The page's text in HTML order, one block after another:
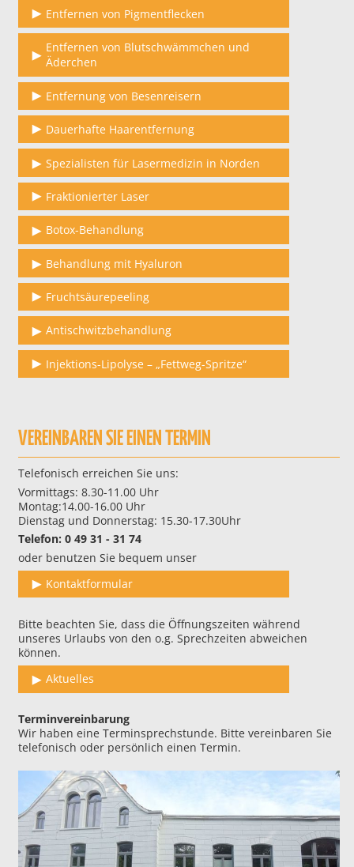
Entfernen von Pigmentflecken
Entfernen von Blutschwämmchen und
Äderchen
Entfernung von Besenreisern
Dauerhafte Haarentfernung
Spezialisten für Lasermedizin in Norden
Fraktionierter Laser
Botox-Behandlung
Behandlung mit Hyaluron
Fruchtsäurepeeling
Antischwitzbehandlung
Injektions-Lipolyse – „Fettweg-Spritze“
VEREINBAREN SIE EINEN TERMIN
Telefonisch erreichen Sie uns:
Vormittags: 8.30-11.00 Uhr
Montag:14.00-16.00 Uhr
Dienstag und Donnerstag: 15.30-17.30Uhr
Telefon: 0 49 31 - 31 74
oder benutzen Sie bequem unser
Kontaktformular
Bitte beachten Sie, dass die Öffnungszeiten während
unseres Urlaubs von den o.g. Sprechzeiten abweichen
können.
Aktuelles
Terminvereinbarung
Wir haben eine Terminsprechstunde. Bitte vereinbaren Sie
telefonisch oder persönlich einen Termin.